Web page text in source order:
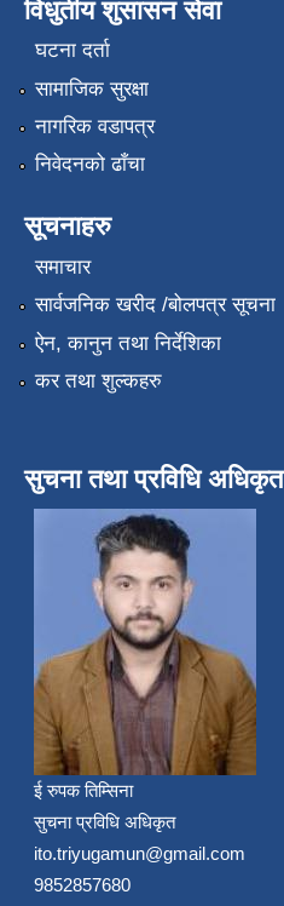
विधुतीय शुसासन सेवा
घटना दर्ता
सामाजिक सुरक्षा
नागरिक वडापत्र
निवेदनको ढाँचा
सूचनाहरु
समाचार
सार्वजनिक खरीद /बोलपत्र सूचना
ऐन, कानुन तथा निर्देशिका
कर तथा शुल्कहरु
सुचना तथा प्रविधि अधिकृत
ई रुपक तिम्सिना
सुचना प्रविधि अधिकृत
ito.triyugamun@gmail.com
9852857680